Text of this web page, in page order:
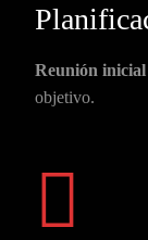
Reunión inicial
objetivo.